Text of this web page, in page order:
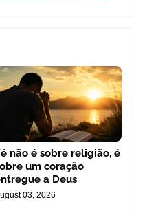
não é sobre religião, é
um coração
a Deus
03, 2026